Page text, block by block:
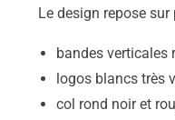
Le design repose
bandes verticales
logos blancs très
col rond noir et